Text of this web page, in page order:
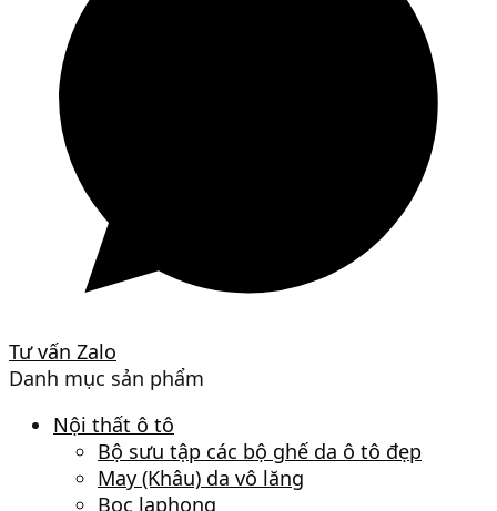
Tư vấn Zalo
Danh mục sản phẩm
Nội thất ô tô
Bộ sưu tập các bộ ghế da ô tô đẹp
May (Khâu) da vô lăng
Bọc laphong